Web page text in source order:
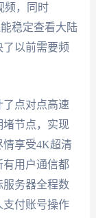
频，同时
稳定查看大陆
以前需要频
点对点高速
堵节点，实现
情享受4K超清
有用户通信都
务器全程数
付账号操作